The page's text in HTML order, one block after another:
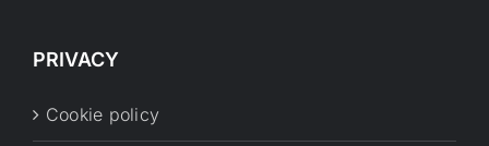
PRIVACY
Cookie policy